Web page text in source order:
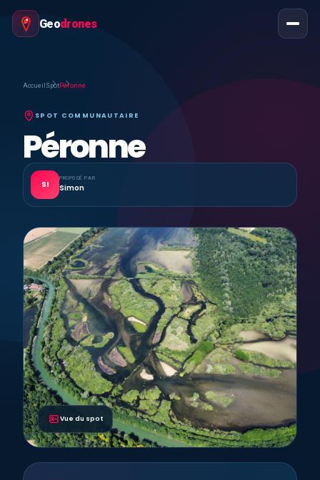
Geodrones
Accueil SpotPéronne
SPOT COMMUNAUTAIRE
Péronne
SI
PROPOSÉ PAR
Simon
Vue du spot